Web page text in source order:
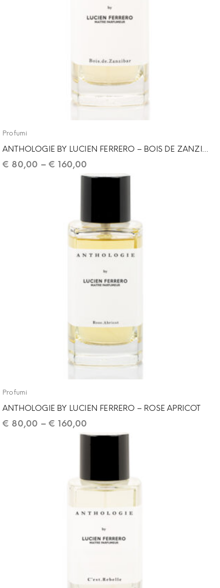
Profumi
ANTHOLOGIE BY LUCIEN FERRERO – BOIS DE ZANZIBAR
€ 80,00 –€ 160,00
Profumi
ANTHOLOGIE BY LUCIEN FERRERO – ROSE APRICOT
€ 80,00 –€ 160,00